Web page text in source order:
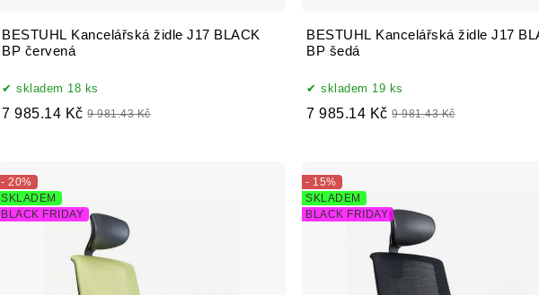
BESTUHL Kancelářská židle J17 BLACK
BP červená
skladem 18 ks
7 985.14 Kč 9 981.43 Kč
BESTUHL Kancelářská židle J17
BP šedá
skladem 19 ks
7 985.14 Kč 9 981.43 Kč
- 20%
SKLADEM
BLACK FRIDAY
- 15%
SKLADEM
BLACK FRIDAY